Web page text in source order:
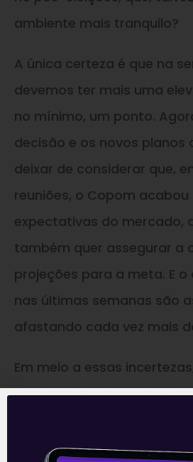
ambiente mais tranquilo?
A única certeza é que na
devemos ter mais uma
no mínimo, um ponto.
decisão e os novos planos
deixar de considerar que,
reuniões, o Copom
expectativas do mercado,
também quer assegurar a
projeções para a meta. E
nas últimas semanas são
afastando cada vez mais
Em meio a essas
indicação é para os
atrelada aos juros. As